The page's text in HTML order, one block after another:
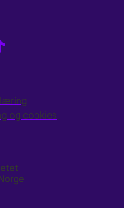
og cookies